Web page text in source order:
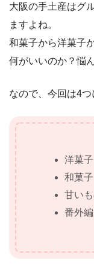
大阪の手土産はグ
ますよね。
和菓子から洋菓子
何がいいのか？悩
なので、今回は4
洋菓子
和菓子
甘い
番外編